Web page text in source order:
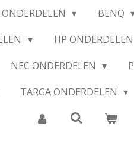
BENQ
HP ONDERDELEN
NEC ONDERDELEN
TARGA ONDERDELEN